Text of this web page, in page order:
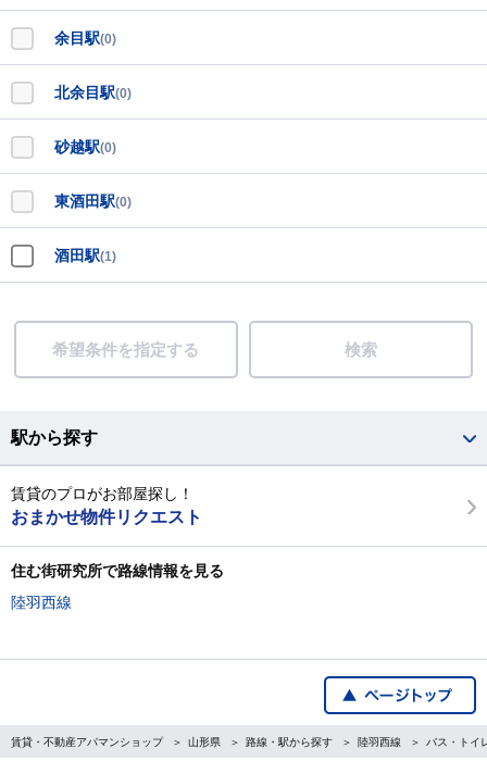
余目駅(0)
北余目駅(0)
砂越駅(0)
東酒田駅(0)
酒田駅(1)
希望条件を指定する 検索
駅から探す
賃貸のプロがお部屋探し！
おまかせ物件リクエスト
住む街研究所で路線情報を見る
陸羽西線
賃貸・不動産アパマンショップ 山形県 路線・駅から探す 陸羽西線 バス・トイ